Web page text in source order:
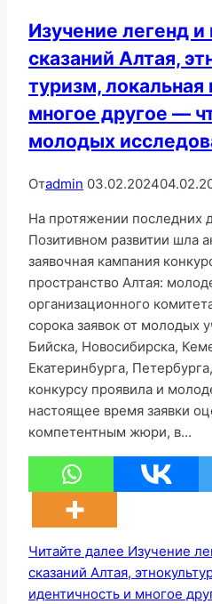
Изучение легенд
сказаний Алтая,
туризм, локальная
многое другое —
молодых
Отadmin 03.02.2024
На протяжении последних
Позитивном развитии шла
заявочная кампания
пространство Алтая:
организационного
сорока заявок от молодых
Бийска, Новосибирска,
Екатеринбурга,
конкурсу проявила и
настоящее время заявки
компетентным жюри, в…
Читайте далее Изучение
сказаний Алтая,
идентичность и многое